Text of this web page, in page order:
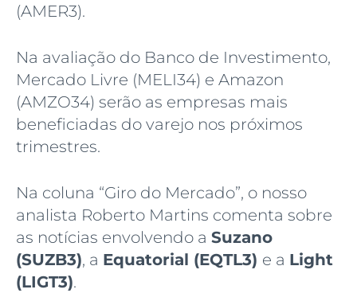
(AMER3).
Na avaliação do Banco de Investimento,
Mercado Livre (MELI34) e Amazon
(AMZO34) serão as empresas mais
beneficiadas do varejo nos próximos
trimestres.
Na coluna “Giro do Mercado”, o nosso
analista Roberto Martins comenta sobre
as notícias envolvendo a Suzano
(SUZB3), a Equatorial (EQTL3) e a Light
(LIGT3).